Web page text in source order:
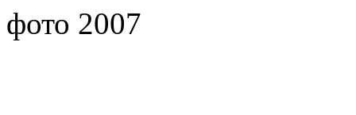
фото 2007